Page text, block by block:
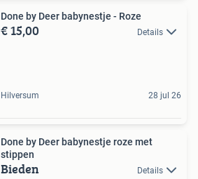
Done by Deer babynestje - Roze
€ 15,00 Details
Hilversum 28 jul 26
Done by Deer babynestje roze met
stippen
Bieden Details